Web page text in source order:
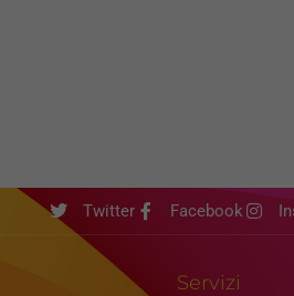
Twitter Facebook
Servizi